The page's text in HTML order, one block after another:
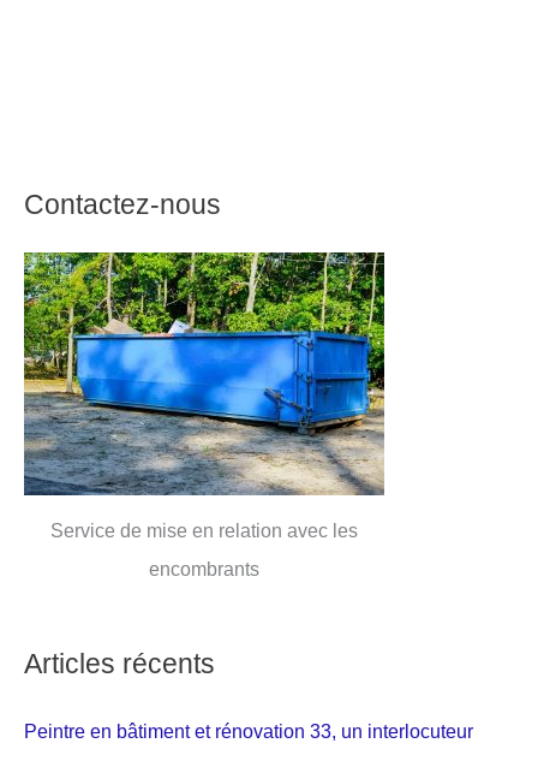
Contactez-nous
Service de mise en relation avec les
encombrants
Articles récents
Peintre en bâtiment et rénovation 33, un interlocuteur